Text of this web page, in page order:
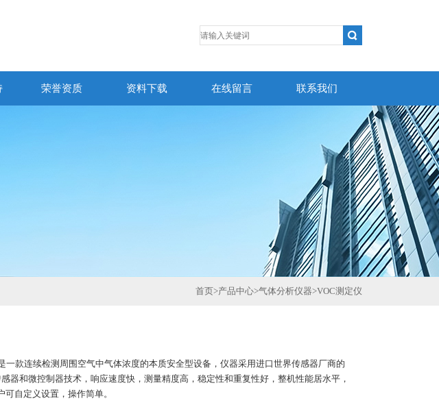
荣誉资质 资料下载 在线留言 联系我们
首页>产品中心>气体分析仪器>VOC测定仪
一款连续检测周围空气中气体浓度的本质安全型设备，仪器采用进口世界传感器厂商的
器和微控制器技术，响应速度快，测量精度高，稳定性和重复性好，整机性能居水平，
可自定义设置，操作简单。